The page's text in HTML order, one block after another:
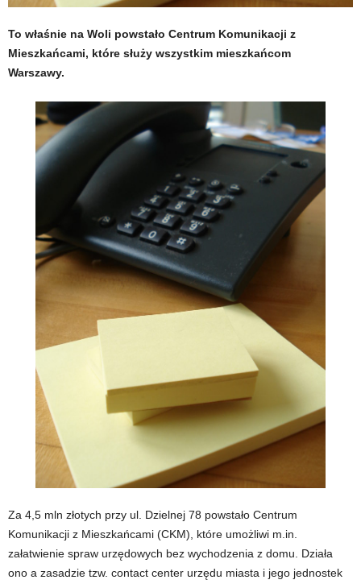
To właśnie na Woli powstało Centrum Komunikacji z
Mieszkańcami, które służy wszystkim mieszkańcom
Warszawy.
Za 4,5 mln złotych przy ul. Dzielnej 78 powstało Centrum
Komunikacji z Mieszkańcami (CKM), które umożliwi m.in.
załatwienie spraw urzędowych bez wychodzenia z domu. Działa
ono a zasadzie tzw. contact center urzędu miasta i jego jednostek